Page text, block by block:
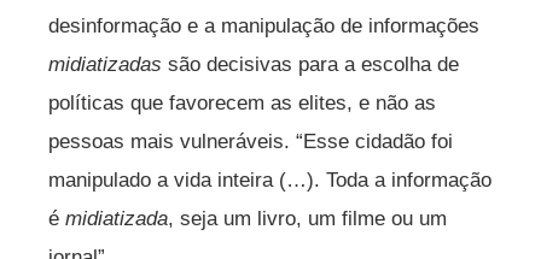
desinformação e a manipulação de informações
midiatizadas são decisivas para a escolha de
políticas que favorecem as elites, e não as
pessoas mais vulneráveis. “Esse cidadão foi
manipulado a vida inteira (…). Toda a informação
é midiatizada, seja um livro, um filme ou um